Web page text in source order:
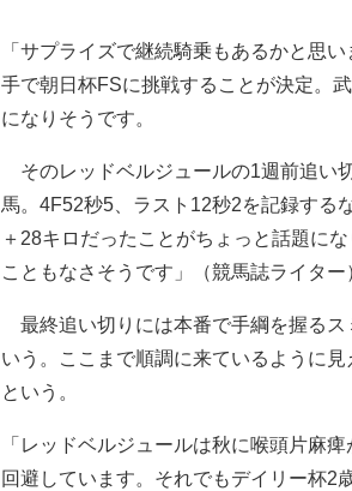
「サプライズで継続騎乗もあるかと思
手で朝日杯FSに挑戦することが決定。
になりそうです。
そのレッドベルジュールの1週前追い
馬。4F52秒5、ラスト12秒2を記録する
＋28キロだったことがちょっと話題に
こともなさそうです」（競馬誌ライター
最終追い切りには本番で手綱を握るス
いう。ここまで順調に来ているように
という。
「レッドベルジュールは秋に喉頭片麻
回避しています。それでもデイリー杯2